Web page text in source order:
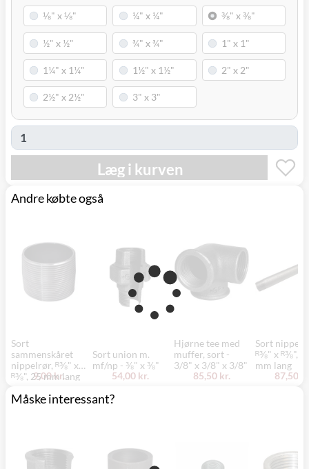
Læg i kurven
Andre købte også
Sort
sammenskåret
nippelrør, ᴿ⅜" x
ᴿ⅜", 25 mm lang
9,00 kr.
Sort union m.
mf/np - ⅜" x ⅜"
54,00 kr.
Hjørne tee med
muffer, sort -
3/8" x 3/8" x 3/8"
85,50 kr.
Sort
ᴿ⅜" x ᴿ⅜",
mm lang
87,50
Måske interessant?